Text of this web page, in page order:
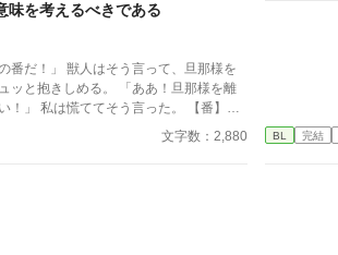
味を考えるべきである
そう言って、旦那様を
しめる。 「ああ！旦那様を離
た。 【番】が
、オメガバースの話ではありません。
です。獣人が出てきます。同性婚も認め
文字数：2,880 BL 完結